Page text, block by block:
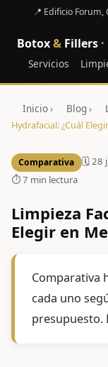
📍 Edificio Forum,
Botox& Fillers ·
Servicios
Inicio› Blog›
Hydrafacial: ¿Cuál
Comparativa 🗓 28
⏱ 7 min lectura
Limpieza
Elegir en
Comparativa
cada uno
presupuesto.